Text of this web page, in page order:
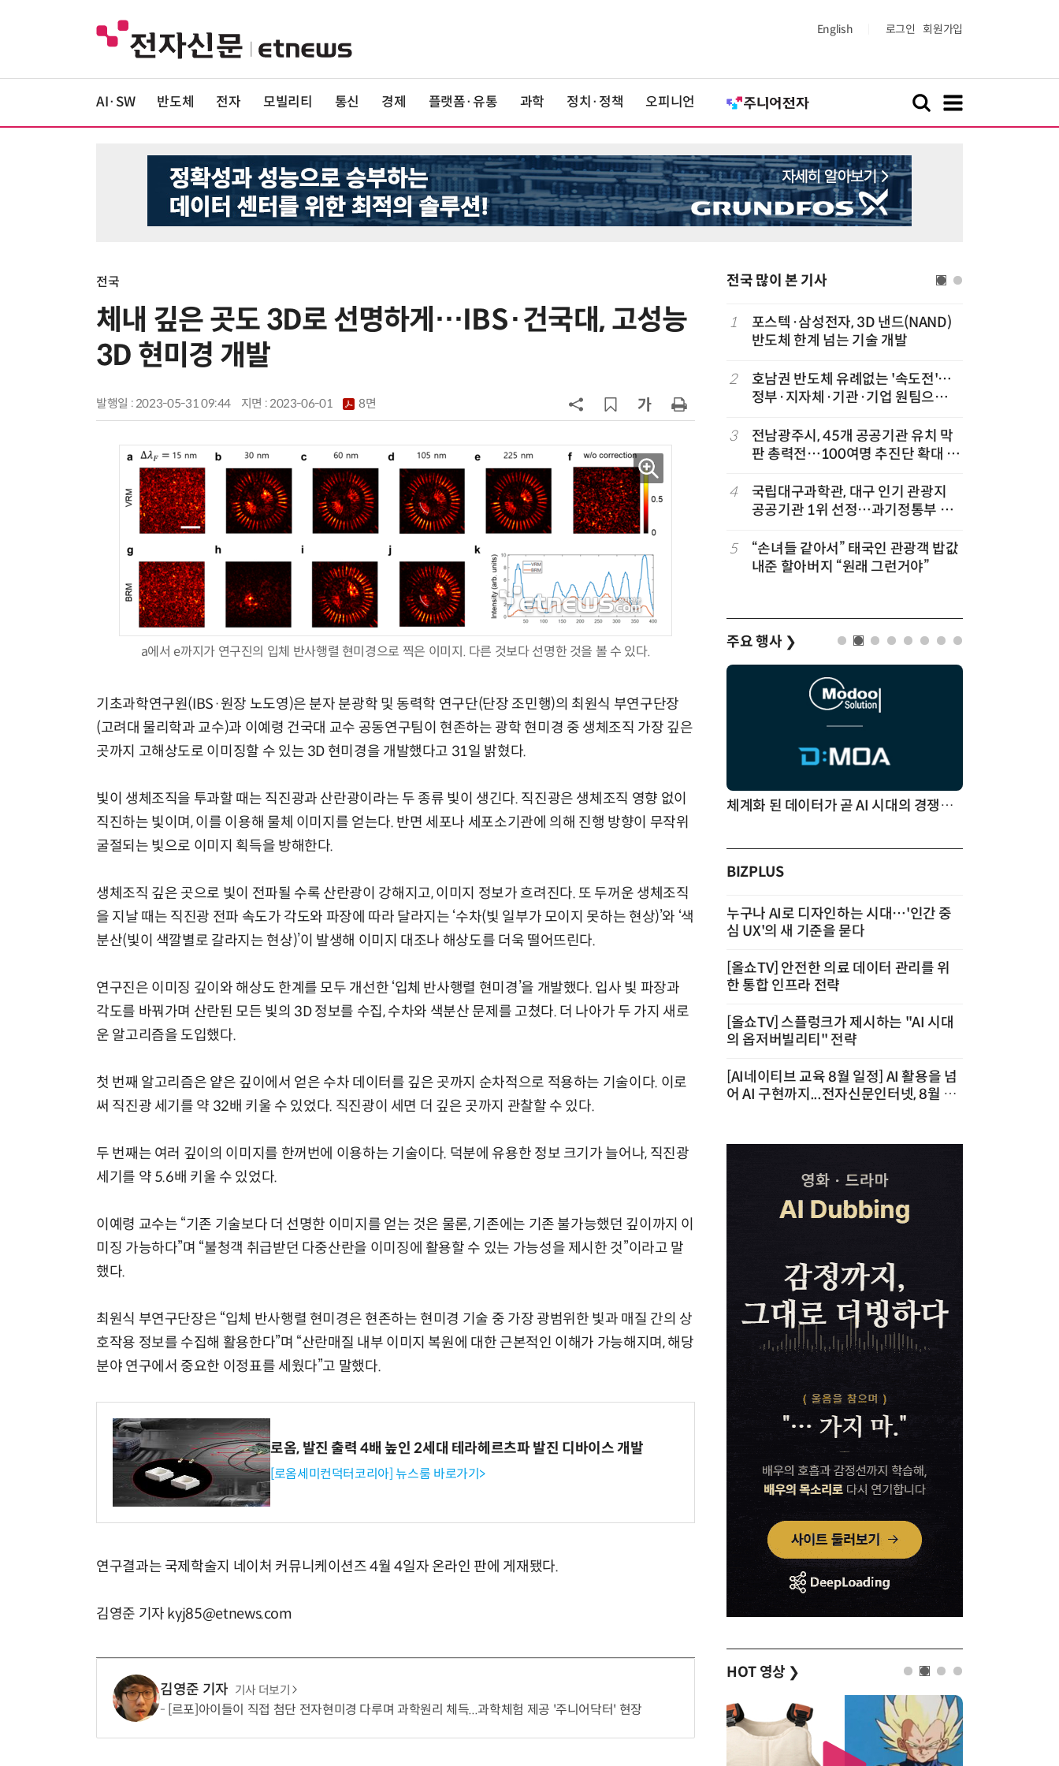
English 로그인 회원가입
AI·SW 반도체 전자 모빌리티 통신 경제 플랫폼·유통 과학 정치·정책 오피니언
전국
체내 깊은 곳도 3D로 선명하게…IBS·건국대, 고성능
3D 현미경 개발
발행일 : 2023-05-31 09:44 지면 :2023-06-01 8면
a에서 e까지가 연구진의 입체 반사행렬 현미경으로 찍은 이미지. 다른 것보다 선명한 것을 볼 수 있다.
기초과학연구원(IBS·원장 노도영)은 분자 분광학 및 동력학 연구단(단장 조민행)의 최원식 부연구단장
(고려대 물리학과 교수)과 이예령 건국대 교수 공동연구팀이 현존하는 광학 현미경 중 생체조직 가장 깊은
곳까지 고해상도로 이미징할 수 있는 3D 현미경을 개발했다고 31일 밝혔다.
빛이 생체조직을 투과할 때는 직진광과 산란광이라는 두 종류 빛이 생긴다. 직진광은 생체조직 영향 없이
직진하는 빛이며, 이를 이용해 물체 이미지를 얻는다. 반면 세포나 세포소기관에 의해 진행 방향이 무작위
굴절되는 빛으로 이미지 획득을 방해한다.
생체조직 깊은 곳으로 빛이 전파될 수록 산란광이 강해지고, 이미지 정보가 흐려진다. 또 두꺼운 생체조직
을 지날 때는 직진광 전파 속도가 각도와 파장에 따라 달라지는 ‘수차(빛 일부가 모이지 못하는 현상)’와 ‘색
분산(빛이 색깔별로 갈라지는 현상)’이 발생해 이미지 대조나 해상도를 더욱 떨어뜨린다.
연구진은 이미징 깊이와 해상도 한계를 모두 개선한 ‘입체 반사행렬 현미경’을 개발했다. 입사 빛 파장과
각도를 바꿔가며 산란된 모든 빛의 3D 정보를 수집, 수차와 색분산 문제를 고쳤다. 더 나아가 두 가지 새로
운 알고리즘을 도입했다.
첫 번째 알고리즘은 얕은 깊이에서 얻은 수차 데이터를 깊은 곳까지 순차적으로 적용하는 기술이다. 이로
써 직진광 세기를 약 32배 키울 수 있었다. 직진광이 세면 더 깊은 곳까지 관찰할 수 있다.
두 번째는 여러 깊이의 이미지를 한꺼번에 이용하는 기술이다. 덕분에 유용한 정보 크기가 늘어나, 직진광
세기를 약 5.6배 키울 수 있었다.
이예령 교수는 “기존 기술보다 더 선명한 이미지를 얻는 것은 물론, 기존에는 기존 불가능했던 깊이까지 이
미징 가능하다”며 “불청객 취급받던 다중산란을 이미징에 활용할 수 있는 가능성을 제시한 것”이라고 말
했다.
최원식 부연구단장은 “입체 반사행렬 현미경은 현존하는 현미경 기술 중 가장 광범위한 빛과 매질 간의 상
호작용 정보를 수집해 활용한다”며 “산란매질 내부 이미지 복원에 대한 근본적인 이해가 가능해지며, 해당
분야 연구에서 중요한 이정표를 세웠다”고 말했다.
로옴, 발진 출력 4배 높인 2세대 테라헤르츠파 발진 디바이스 개발
[로옴세미컨덕터코리아] 뉴스룸 바로가기>
연구결과는 국제학술지 네이처 커뮤니케이션즈 4월 4일자 온라인 판에 게재됐다.
김영준 기자 kyj85@etnews.com
김영준 기자 기사 더보기
[르포]아이들이 직접 첨단 전자현미경 다루며 과학원리 체득...과학체험 제공 '주니어닥터' 현장
전국 많이 본 기사
6
태풍 소멸 뒤 더 뜨거워진다…'재난
빛 신호 한 번에 읽는 '광반도체 BCI
긴급 점검회의…전방위 총력전
“포항을 '제조 AX' 글로벌 거점으
로”…포항TP, 한·중 '피지컬 AI' 글
로벌 협력 속도
10
[르포]아이들이 직접 첨단 전자현미
경 다루며 과학원리 체득...과학체험
제공 '주니어닥터' 현장
1
포스텍·삼성전자, 3D 낸드(NAND)
반도체 한계 넘는 기술 개발
2
호남권 반도체 유례없는 '속도전'…
정부·지자체·기관·기업 원팀으로
3
전남광주시, 45개 공공기관 유치 막
판 총력전…100여명 추진단 확대 개
4
국립대구과학관, 대구 인기 관광지
공공기관 1위 선정…과기정통부 기
겹경사
5
“손녀들 같아서” 태국인 관광객 밥값
내준 할아버지 “원래 그런거야”
주요 행사 ❯
AI Native Enterprise를 지원하는 AI Ready Data 플랫폼 활용 전략 AI 시대의 옵저버빌리티: GPU·LLM 모니터링부터 AI 기반 장애 대응까지 체계화 된 데이터가 곧 AI 시대의 경쟁력이다
BIZPLUS
누구나 AI로 디자인하는 시대…'인간 중
심 UX'의 새 기준을 묻다
[올쇼TV] 안전한 의료 데이터 관리를 위
한 통합 인프라 전략
[올쇼TV] 스플렁크가 제시하는 "AI 시대
의 옵저버빌리티" 전략
[AI네이티브 교육 8월 일정] AI 활용을 넘
어 AI 구현까지...전자신문인터넷, 8월 실
HOT 영상 ❯